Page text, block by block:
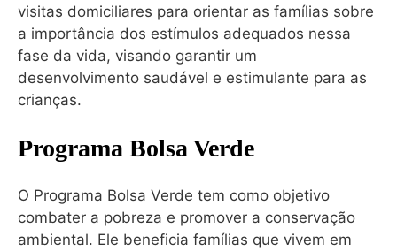
visitas domiciliares para orientar as famílias sobre
a importância dos estímulos adequados nessa
fase da vida, visando garantir um
desenvolvimento saudável e estimulante para as
crianças.
Programa Bolsa Verde
O Programa Bolsa Verde tem como objetivo
combater a pobreza e promover a conservação
ambiental. Ele beneficia famílias que vivem em